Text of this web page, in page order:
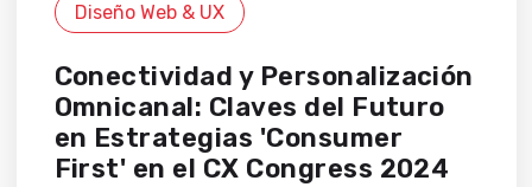
Diseño Web & UX
Conectividad y Personalización
Omnicanal: Claves del Futuro
en Estrategias 'Consumer
First' en el CX Congress 2024